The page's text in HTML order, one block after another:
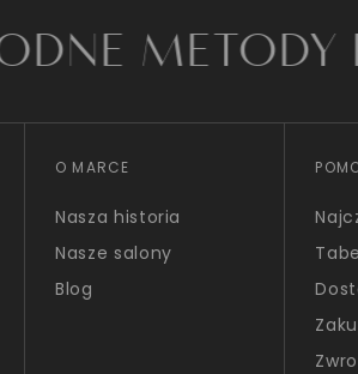
O MARCE
Nasza historia
Nasze salony
Blog